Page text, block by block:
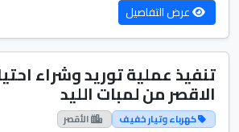
عرض التفاصيل
تنفيذ عملية توريد وشراء
الاقصر من لمبات الليد
كهرباء وتيار خفيف الأقصر